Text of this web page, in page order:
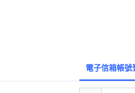
電子信箱帳號